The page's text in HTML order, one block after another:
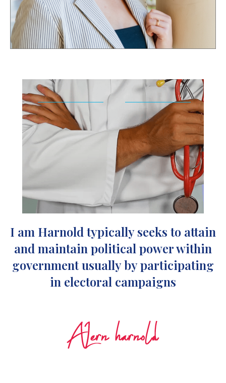
I am Harnold typically seeks to attain
and maintain political power within
government usually by participating
in electoral campaigns